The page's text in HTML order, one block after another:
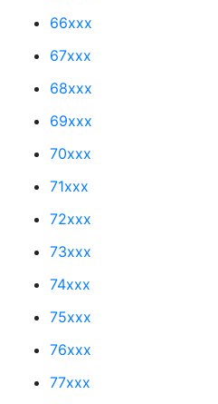
66xxx
67xxx
68xxx
69xxx
70xxx
71xxx
72xxx
73xxx
74xxx
75xxx
76xxx
77xxx